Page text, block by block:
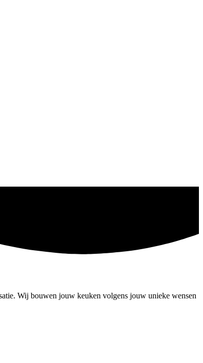
Wij bouwen jouw keuken volgens jouw unieke wensen